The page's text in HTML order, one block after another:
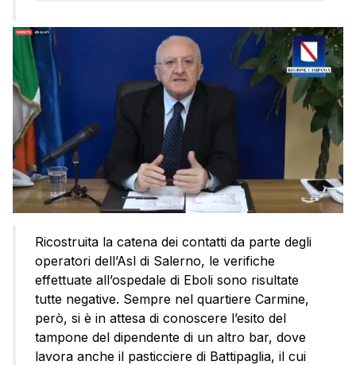
Ricostruita la catena dei contatti da parte degli
operatori dell’Asl di Salerno, le verifiche
effettuate all’ospedale di Eboli sono risultate
tutte negative. Sempre nel quartiere Carmine,
però, si è in attesa di conoscere l’esito del
tampone del dipendente di un altro bar, dove
lavora anche il pasticciere di Battipaglia, il cui